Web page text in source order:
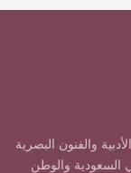
والفنون البصرية
السعودية والوطن